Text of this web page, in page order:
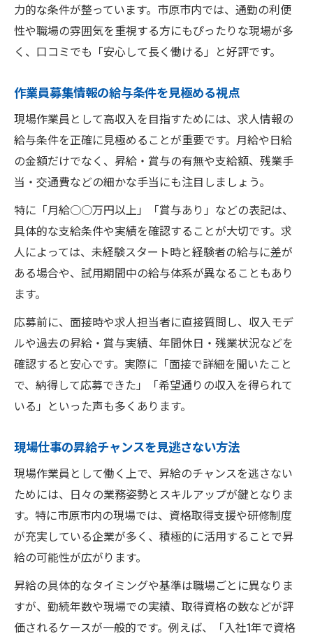
力的な条件が整っています。市原市内では、通勤の利便
性や職場の雰囲気を重視する方にもぴったりな現場が多
く、口コミでも「安心して長く働ける」と好評です。
作業員募集情報の給与条件を見極める視点
現場作業員として高収入を目指すためには、求人情報の
給与条件を正確に見極めることが重要です。月給や日給
の金額だけでなく、昇給・賞与の有無や支給額、残業手
当・交通費などの細かな手当にも注目しましょう。
特に「月給○○万円以上」「賞与あり」などの表記は、
具体的な支給条件や実績を確認することが大切です。求
人によっては、未経験スタート時と経験者の給与に差が
ある場合や、試用期間中の給与体系が異なることもあり
ます。
応募前に、面接時や求人担当者に直接質問し、収入モデ
ルや過去の昇給・賞与実績、年間休日・残業状況などを
確認すると安心です。実際に「面接で詳細を聞いたこと
で、納得して応募できた」「希望通りの収入を得られて
いる」といった声も多くあります。
現場仕事の昇給チャンスを見逃さない方法
現場作業員として働く上で、昇給のチャンスを逃さない
ためには、日々の業務姿勢とスキルアップが鍵となりま
す。特に市原市内の現場では、資格取得支援や研修制度
が充実している企業が多く、積極的に活用することで昇
給の可能性が広がります。
昇給の具体的なタイミングや基準は職場ごとに異なりま
すが、勤続年数や現場での実績、取得資格の数などが評
価されるケースが一般的です。例えば、「入社1年で資格